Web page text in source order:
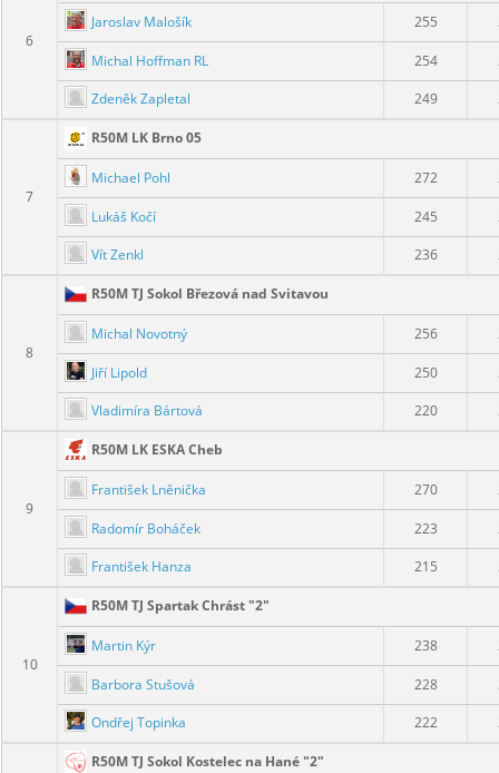
6
Jaroslav Malošík 255
Michal Hoffman RL 254
Zdeněk Zapletal
249
7
R50M LK Brno 05
Michael Pohl 272
Lukáš Kočí 245
Vít Zenkl
236
8
R50M TJ Sokol Březová nad Svitavou
Michal Novotný 256
Jiří Lipold 250
Vladimíra Bártová
220
9
R50M LK ESKA Cheb
František Lněnička 270
Radomír Boháček 223
František Hanza
215
10
R50M TJ Spartak Chrást "2"
Martin Kýr 238
Barbora Stušová 228
Ondřej Topinka
222
R50M TJ Sokol Kostelec na Hané "2"